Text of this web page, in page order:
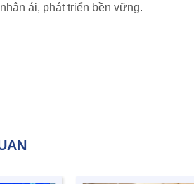
ái, phát triển bền vững.